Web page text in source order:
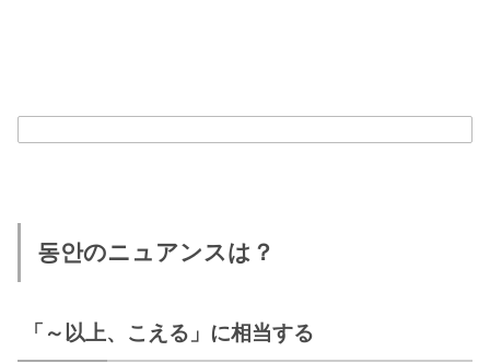
동안のニュアンスは？
「～以上、こえる」に相当する